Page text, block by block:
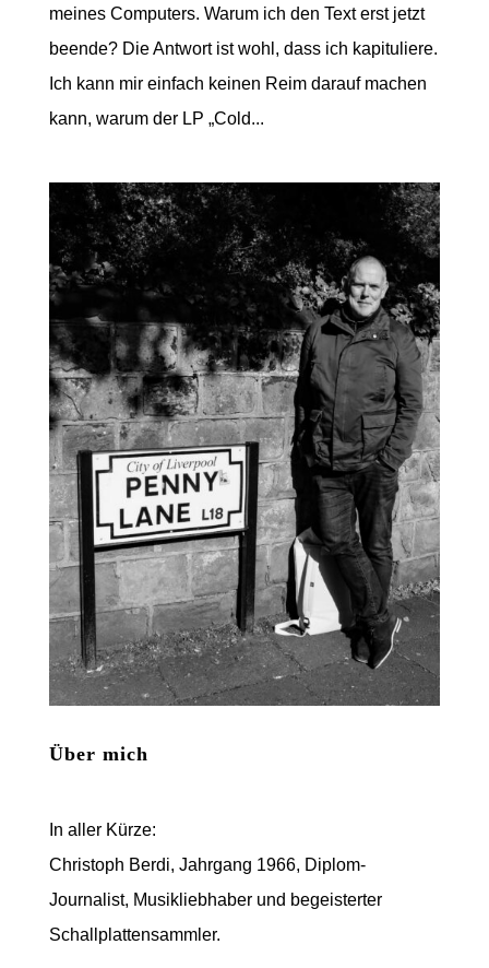
meines Computers. Warum ich den Text erst jetzt
beende? Die Antwort ist wohl, dass ich kapituliere.
Ich kann mir einfach keinen Reim darauf machen
kann, warum der LP „Cold...
Über mich
In aller Kürze:
Christoph Berdi, Jahrgang 1966, Diplom-
Journalist, Musikliebhaber und begeisterter
Schallplattensammler.